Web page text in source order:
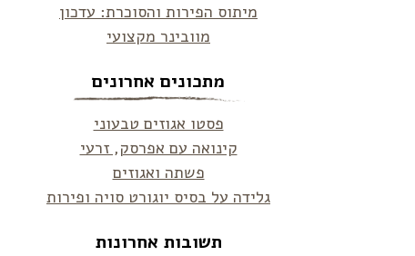
מיתוס הפירות והסוכרת: עדכון
מוובינר מקצועי
מתכונים אחרונים
פסטו אגוזים טבעוני
קינואה עם אפרסק, זרעי
פשתה ואגוזים
גלידה על בסיס יוגורט סויה ופירות
תשובות אחרונות